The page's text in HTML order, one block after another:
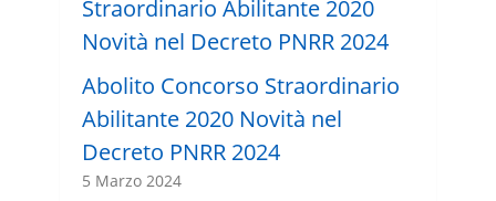
Abolito Concorso Straordinario
Abilitante 2020 Novità nel
Decreto PNRR 2024
5 Marzo 2024